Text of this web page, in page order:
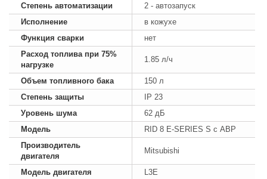
Степень автоматизации
2 - автозапуск
Исполнение
в кожухе
Функция сварки
нет
Расход топлива при 75%
нагрузке
1.85 л/ч
Объем топливного бака
150 л
Степень защиты
IP 23
Уровень шума
62 дБ
Модель
RID 8 E-SERIES S с АВР
Производитель
двигателя
Mitsubishi
Модель двигателя
L3E